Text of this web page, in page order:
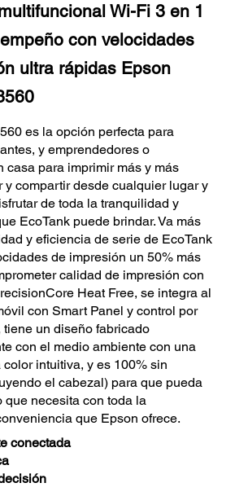
Wi-Fi 3 en 1
con velocidades
ultra rápidas Epson
es la opción perfecta para
y emprendedores o
casa para imprimir más y más
y compartir desde cualquier lugar y
de toda la tranquilidad y
EcoTank puede brindar. Va más
y eficiencia de serie de EcoTank
de impresión un 50% más
calidad de impresión con
Heat Free, se integra al
con Smart Panel y control por
tiene un diseño fabricado
con el medio ambiente con una
intuitiva, y es 100% sin
el cabezal) para que pueda
que necesita con toda la
que Epson ofrece.
conectada